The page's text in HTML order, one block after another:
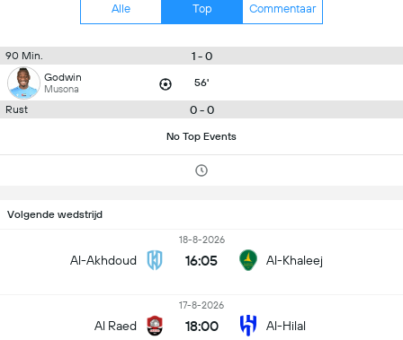
Alle Top Commentaar
90 Min. 1 - 0
Godwin
Musona 56'
Rust 0 - 0
No Top Events
Volgende wedstrijd
Al-Akhdoud
18-8-2026
16:05 Al-Khaleej
Al Raed
17-8-2026
18:00 Al-Hilal